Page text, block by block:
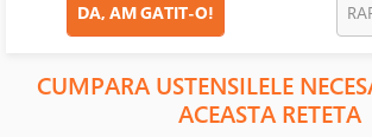
DA, AM GATIT-O!
CUMPARA USTENSILELE
ACEASTA RETETA